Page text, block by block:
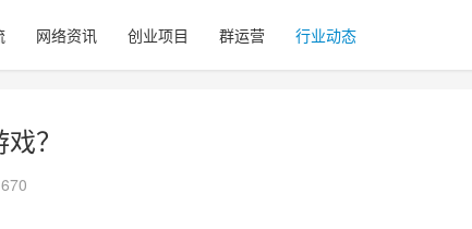
网络资讯 创业项目 群运营 行业动态
？